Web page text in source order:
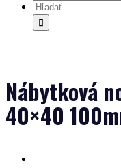
Nábytková
40×40